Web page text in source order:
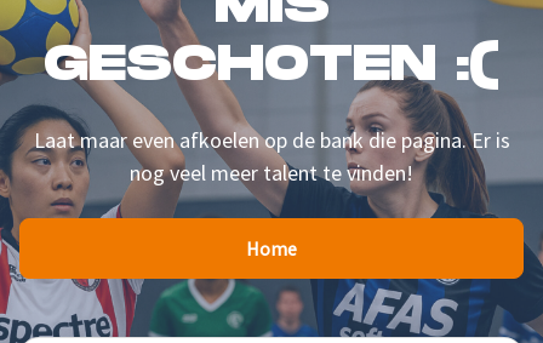
GESCHOTEN :(
Laat maar even afkoelen op de bank die pagina. Er is
nog veel meer talent te vinden!
Home